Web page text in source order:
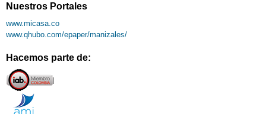
Nuestros Portales
www.micasa.co
www.qhubo.com/epaper/manizales/
Hacemos parte de: